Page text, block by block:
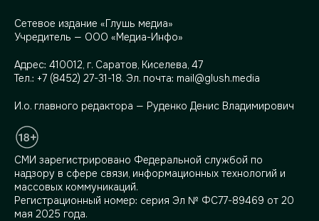
Сетевое издание «Глушь медиа»
Учредитель — ООО «Медиа-Инфо»
Адрес: 410012, г. Саратов, Киселева, 47
Тел.: +7 (8452) 27-31-18. Эл. почта: mail@glush.media
И.о. главного редактора — Руденко Денис Владимирович
СМИ зарегистрировано Федеральной службой по
надзору в сфере связи, информационных технологий и
массовых коммуникаций.
Регистрационный номер: серия Эл № ФС77-89469 от 20
мая 2025 года.